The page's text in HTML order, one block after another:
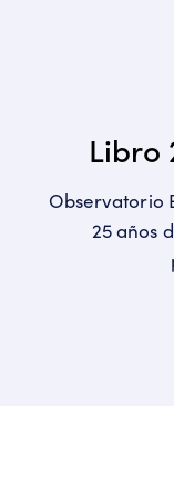
Libro
Observatorio
25 años